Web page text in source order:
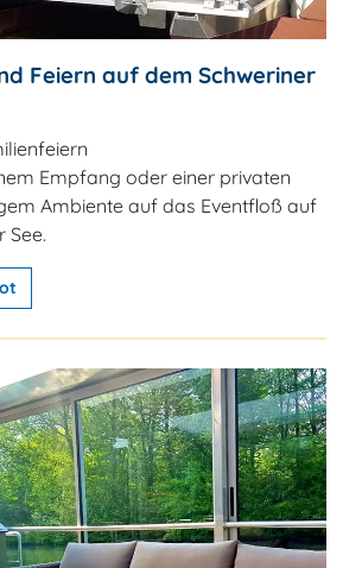
Feiern auf dem Schweriner
Empfang oder einer privaten
Ambiente auf das Eventfloß auf
See.